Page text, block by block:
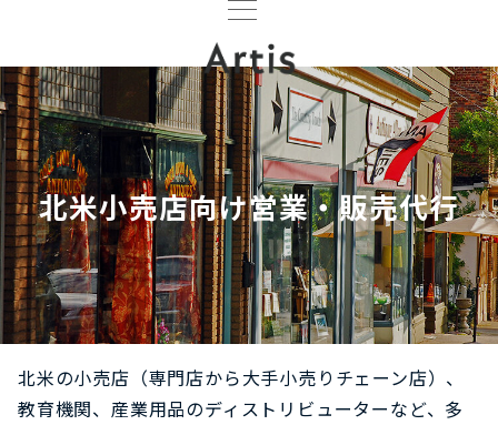
北米小売店向け営業・販売代行
北米の小売店（専門店から大手小売りチェーン店）、
教育機関、産業用品のディストリビューターなど、多